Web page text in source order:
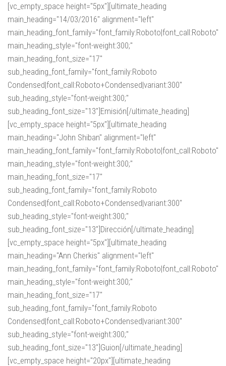
[vc_empty_space height="5px"][ultimate_heading
main_heading="14/03/2016" alignment="left"
main_heading_font_family="font_family:Roboto|font_call:Roboto"
main_heading_style="font-weight:300;"
main_heading_font_size="17"
sub_heading_font_family="font_family:Roboto
Condensed|font_call:Roboto+Condensed|variant:300"
sub_heading_style="font-weight:300;"
sub_heading_font_size="13"]Emisión[/ultimate_heading]
[vc_empty_space height="5px"][ultimate_heading
main_heading="John Shiban" alignment="left"
main_heading_font_family="font_family:Roboto|font_call:Roboto"
main_heading_style="font-weight:300;"
main_heading_font_size="17"
sub_heading_font_family="font_family:Roboto
Condensed|font_call:Roboto+Condensed|variant:300"
sub_heading_style="font-weight:300;"
sub_heading_font_size="13"]Dirección[/ultimate_heading]
[vc_empty_space height="5px"][ultimate_heading
main_heading="Ann Cherkis" alignment="left"
main_heading_font_family="font_family:Roboto|font_call:Roboto"
main_heading_style="font-weight:300;"
main_heading_font_size="17"
sub_heading_font_family="font_family:Roboto
Condensed|font_call:Roboto+Condensed|variant:300"
sub_heading_style="font-weight:300;"
sub_heading_font_size="13"]Guion[/ultimate_heading]
[vc_empty_space height="20px"][ultimate_heading